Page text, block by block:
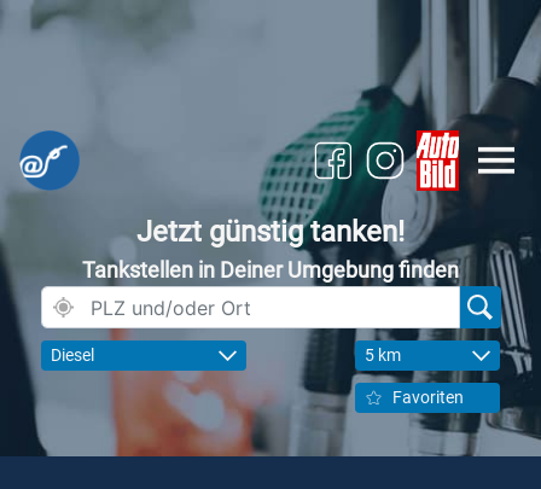
Jetzt günstig tanken!
Tankstellen in Deiner Umgebung finden
Diesel 5 km
Favoriten